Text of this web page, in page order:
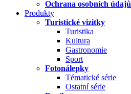
Ochrana osobních údajů
Produkty
Turistické vizitky
Turistika
Kultura
Gastronomie
Sport
Fotonálepky
Tématické série
Ostatní série